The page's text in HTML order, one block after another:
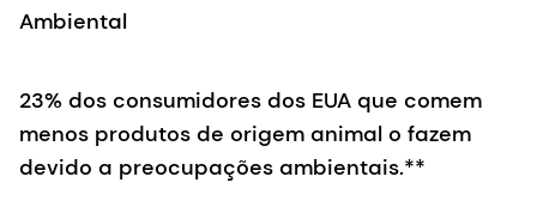
Ambiental
23% dos consumidores dos EUA que comem
menos produtos de origem animal o fazem
devido a preocupações ambientais.**